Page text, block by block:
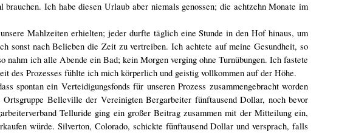
Ich habe diesen Urlaub aber niemals genossen; die achtzehn Monate im
Mahlzeiten erhielten; jeder durfte täglich eine Stunde in den Hof hinaus, um
sonst nach Belieben die Zeit zu vertreiben. Ich achtete auf meine Gesundheit, so
ich alle Abende ein Bad; kein Morgen verging ohne Turnübungen. Ich fastete
des Prozesses fühlte ich mich körperlich und geistig vollkommen auf der Höhe.
spontan ein Verteidigungsfonds für unseren Prozess zusammengebracht worden
Belleville der Vereinigten Bergarbeiter fünftausend Dollar, noch bevor
Telluride ging ein großer Beitrag zusammen mit der Mitteilung ein,
würde. Silverton, Colorado, schickte fünftausend Dollar und versprach, falls